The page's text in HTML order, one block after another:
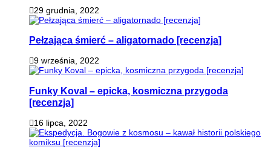
29 grudnia, 2022
Pełzająca śmierć – aligatornado [recenzja]
9 września, 2022
Funky Koval – epicka, kosmiczna przygoda
[recenzja]
16 lipca, 2022